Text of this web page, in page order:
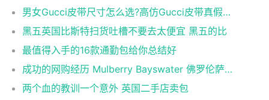
男女Gucci皮带尺寸怎么选?高仿Gucci皮带真假对比！
黑五英国比斯特扫货吐槽不要去太便宜 黑五的比
最值得入手的16款通勤包给你总结好
成功的网购经历 Mulberry Bayswater 佛罗伦萨小镇
两个血的教训一个意外 英国二手店卖包